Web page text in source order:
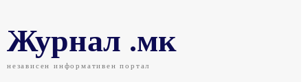
Журнал .мк
независен информативен портал